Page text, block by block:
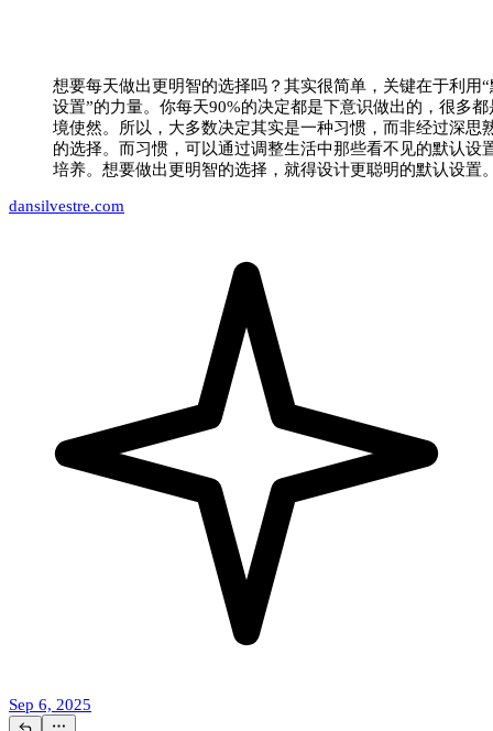
想要每天做出更明智的选择吗？其实很简单，关键在于利用
设置”的力量。你每天90%的决定都是下意识做出的，很多都
境使然。所以，大多数决定其实是一种习惯，而非经过深思
的选择。而习惯，可以通过调整生活中那些看不见的默认设
培养。想要做出更明智的选择，就得设计更聪明的默认设置
dansilvestre.com
Sep 6, 2025